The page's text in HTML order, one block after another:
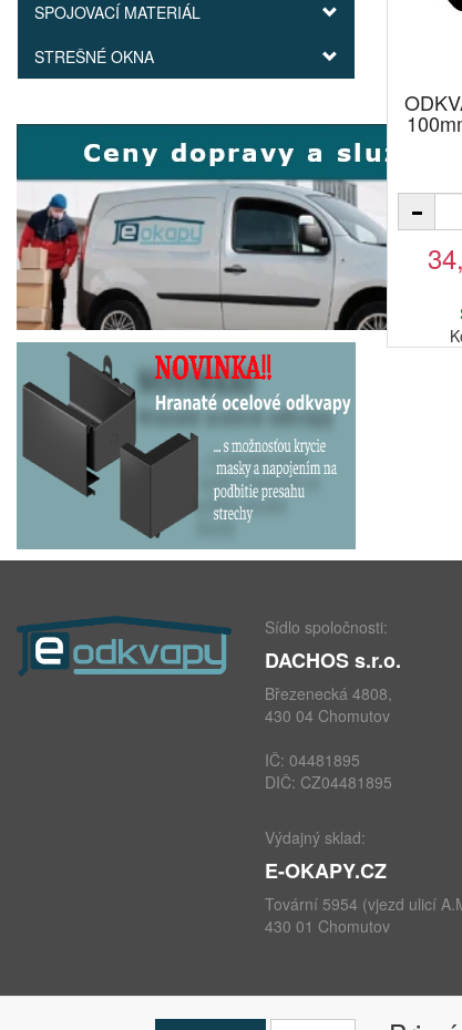
SPOJOVACÍ MATERIÁL
STREŠNÉ OKNA
Sídlo spoločnosti:
DACHOS s.r.o.
Březenecká 4808,
430 04 Chomutov
IČ: 04481895
DIČ: CZ04481895
Výdajný sklad:
E-OKAPY.CZ
Tovární 5954 (vjezd ulicí
430 01 Chomutov
telefon: +420 724 693 604